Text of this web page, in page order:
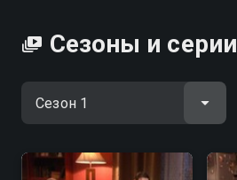
Сезоны и серии